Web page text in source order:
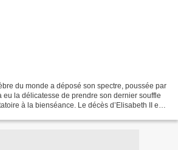
du monde a déposé son spectre, poussée par
eu la délicatesse de prendre son dernier souffle
à la bienséance. Le décès d’Elisabeth II est